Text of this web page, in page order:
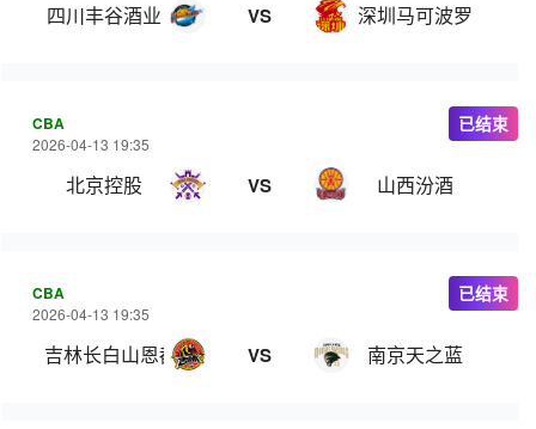
四川丰谷酒业 VS 深圳马可波罗
CBA
2026-04-13 19:35
北京控股 VS 山西汾酒
已结束
CBA
2026-04-13 19:35
吉林长白山恩都里 VS 南京天之蓝
已结束